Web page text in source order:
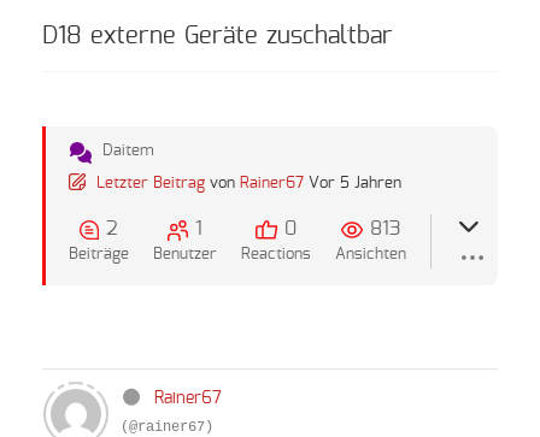
D18 externe Geräte zuschaltbar
Daitem
Letzter Beitrag von Rainer67 Vor 5 Jahren
2
Beiträge
1
Benutzer
0
Reactions
813
Ansichten
Rainer67
(@rainer67)